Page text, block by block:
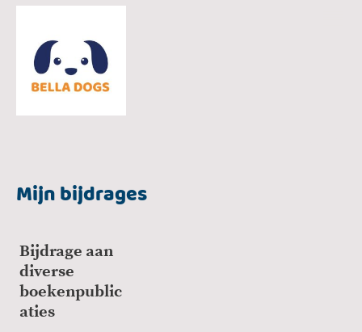
Mijn bijdrages
Bijdrage aan
diverse
boekenpublic
aties